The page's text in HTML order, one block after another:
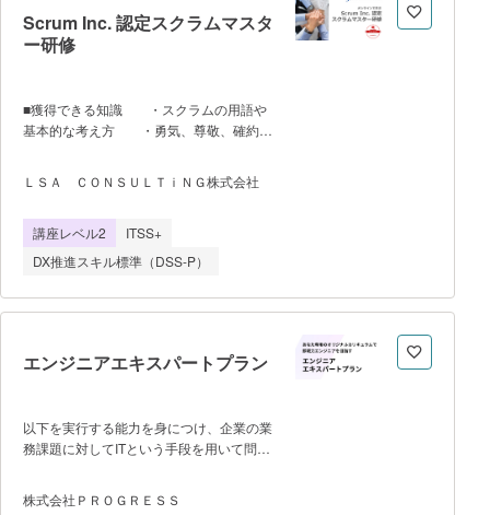
成されています。 ・国際動向
インテリジェンスユニット：地政学を含
む、昨今の地球規模の諸問題とルールメイ
批判的なものの⾒⽅、洞察できる⼒を身に
つけます。ユネスコ国際AI研究所からグロ
RuleWatcherを使用し、テクノロジーの力
進めます。 ・戦略的合意形成ユニ
ット：議論や交渉の構造を学び、メタ認知
をできるようになります。詭弁に言い負か
Scrum Inc. 認定スクラムマスタ
ー研修
■獲得できる知識 ・スクラムの用語や
基本的な考え方 ・勇気、尊敬、確約、
験 ・従来型の開発手法との違いの理解
と、正しいスクラムの実践スキル ・ス
界のチームをリードするスキル ・
Scrum Inc.認定資格スクラムマスター試験
の受験資格 ■最少催行人数：５名 、
最大人数：24名 ■所要時間：２日
間 ■必要機材：ZoomやMural等のツー
ワーク環境 ■開催場所：オンライン限
ラムイベントスクラムにおける役割 ・
スクラムの作成物 ・スクラムパター
ン ・バックログアイテムの見積も
ューストリームマッピング ・ユーザー
ＬＳＡ ＣＯＮＳＵＬＴｉＮＧ株式会社
講座レベル2
ITSS+
DX推進スキル標準（DSS-P）
エンジニアエキスパートプラン
以下を実行する能力を身につけ、企業の業
務課題に対してITという手段を用いて問題
る人材となることを目標としておりま
す。 ①課題の目的、制約に基づき、IT
株式会社ＰＲＯＧＲＥＳＳ